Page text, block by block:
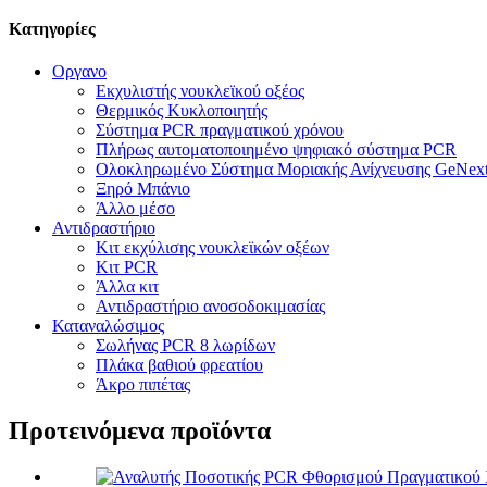
Κατηγορίες
Οργανο
Εκχυλιστής νουκλεϊκού οξέος
Θερμικός Κυκλοποιητής
Σύστημα PCR πραγματικού χρόνου
Πλήρως αυτοματοποιημένο ψηφιακό σύστημα PCR
Ολοκληρωμένο Σύστημα Μοριακής Ανίχνευσης
Ξηρό Μπάνιο
Άλλο μέσο
Αντιδραστήριο
Κιτ εκχύλισης νουκλεϊκών οξέων
Κιτ PCR
Άλλα κιτ
Αντιδραστήριο ανοσοδοκιμασίας
Καταναλώσιμος
Σωλήνας PCR 8 λωρίδων
Πλάκα βαθιού φρεατίου
Άκρο πιπέτας
Προτεινόμενα προϊόντα